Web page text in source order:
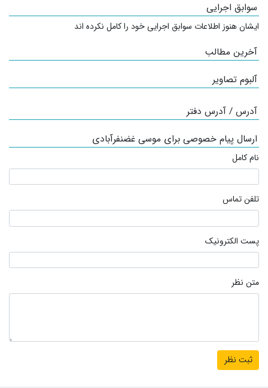
سوابق اجرایی
ایشان هنوز اطلاعات سوابق اجرایی خود را کامل نکرده اند
آخرین مطالب
آلبوم تصاویر
آدرس / آدرس دفتر
ارسال پیام خصوصی برای موسی غضنفرآبادی
نام کامل
تلفن تماس
پست الکترونیک
متن نظر